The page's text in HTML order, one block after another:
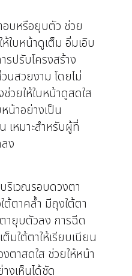
บหรือยุบตัว ช่วย
ใบหน้าดูเต็ม อิ่มเอิบ
ปรับโครงสร้าง
นสวยงาม โดยไม่
วยให้ใบหน้าดูสดใส
น้าอย่างเป็น
เหมาะสำหรับผู้ที่
ง
เวณรอบดวงตา
ต้ตาคล้ำ มีถุงใต้ตา
ายุบตัวลง การฉีด
ต็มใต้ตาให้เรียบเนียน
ตาสดใส ช่วยให้หน้า
งเห็นได้ชัด